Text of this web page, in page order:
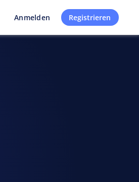
Anmelden Registrieren